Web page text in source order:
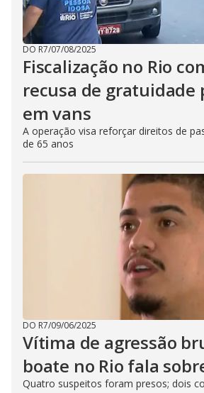
DO R7/07/08/2025
Fiscalização no Rio
recusa de gratuidade
em vans
A operação visa reforçar direitos de
de 65 anos
DO R7/09/06/2025
Vítima de agressão
boate no Rio fala
Quatro suspeitos foram presos; dois